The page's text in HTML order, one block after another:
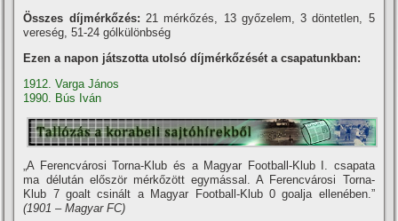
Összes díjmérkőzés: 21 mérkőzés, 13 győzelem, 3 döntetlen, 5
vereség, 51-24 gólkülönbség
Ezen a napon játszotta utolsó díjmérkőzését a csapatunkban:
1912. Varga János
1990. Bús Iván
„A Ferencvárosi Torna-Klub és a Magyar Football-Klub I. csapata
ma délután először mérkőzött egymással. A Ferencvárosi Torna-
Klub 7 goalt csinált a Magyar Football-Klub 0 goalja ellenében.”
(1901 – Magyar FC)